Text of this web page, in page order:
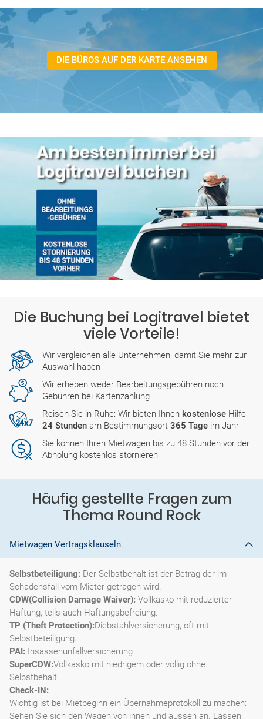
DIE BÜROS AUF DER KARTE ANSEHEN
Die Buchung bei Logitravel bietet
viele Vorteile!
Wir vergleichen alle Unternehmen, damit Sie mehr zur
Auswahl haben
Wir erheben weder Bearbeitungsgebühren noch
Gebühren bei Kartenzahlung
Reisen Sie in Ruhe: Wir bieten Ihnen kostenlose Hilfe
24 Stunden am Bestimmungsort 365 Tage im Jahr
Sie können Ihren Mietwagen bis zu 48 Stunden vor der
Abholung kostenlos stornieren
Häufig gestellte Fragen zum
Thema Round Rock
Mietwagen Vertragsklauseln
Selbstbeteiligung: Der Selbstbehalt ist der Betrag der im
Schadensfall vom Mieter getragen wird.
CDW(Collision Damage Waiver): Vollkasko mit reduzierter
Haftung, teils auch Haftungsbefreiung.
TP (Theft Protection):Diebstahlversicherung, oft mit
Selbstbeteiligung.
PAI: Insassenunfallversicherung.
SuperCDW:Vollkasko mit niedrigem oder völlig ohne
Selbstbehalt.
Check-IN:
Wichtig ist bei Mietbeginn ein Übernahmeprotokoll zu machen:
Sehen Sie sich den Wagen von innen und aussen an. Lassen